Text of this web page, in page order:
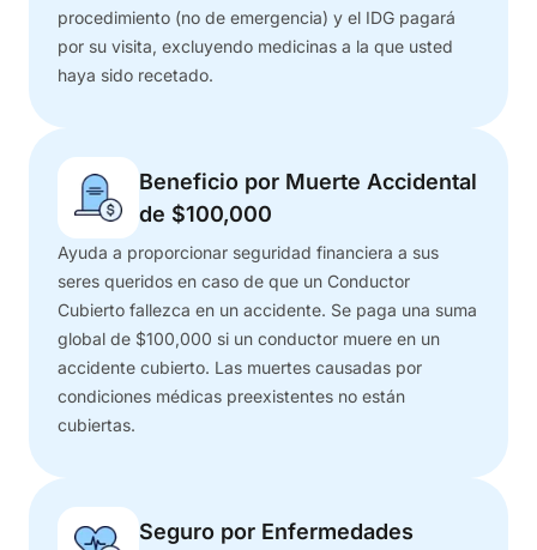
procedimiento (no de emergencia) y el IDG pagará
por su visita, excluyendo medicinas a la que usted
haya sido recetado.
Beneficio por Muerte Accidental
de $100,000
Ayuda a proporcionar seguridad financiera a sus
seres queridos en caso de que un Conductor
Cubierto fallezca en un accidente. Se paga una suma
global de $100,000 si un conductor muere en un
accidente cubierto. Las muertes causadas por
condiciones médicas preexistentes no están
cubiertas.
Seguro por Enfermedades